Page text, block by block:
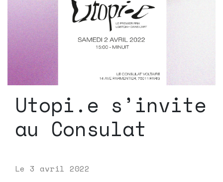
Utopi.e s’invite
au Consulat
Le 3 avril 2022